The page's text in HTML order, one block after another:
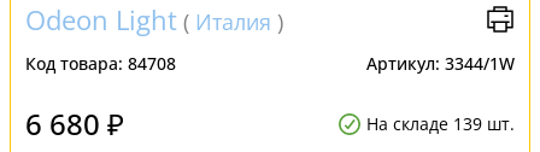
Odeon Light ( Италия )
Код товара: 84708 Артикул: 3344/1W
6 680 ₽ На складе 139 шт.